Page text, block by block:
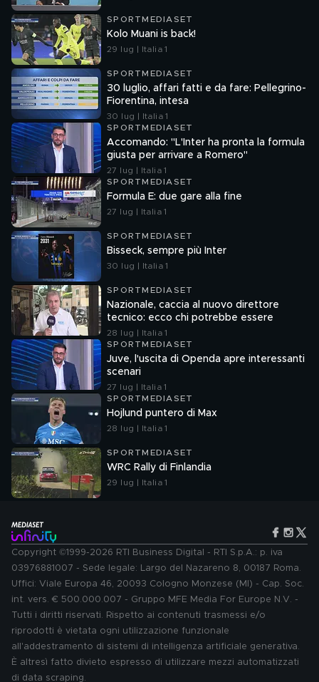
SPORTMEDIASET
Kolo Muani is back!
29 lug | Italia 1
SPORTMEDIASET
30 luglio, affari fatti e da fare: Pellegrino-
Fiorentina, intesa
30 lug | Italia 1
SPORTMEDIASET
Accomando: "L'Inter ha pronta la formula
giusta per arrivare a Romero"
27 lug | Italia 1
SPORTMEDIASET
Formula E: due gare alla fine
27 lug | Italia 1
SPORTMEDIASET
Bisseck, sempre più Inter
30 lug | Italia 1
SPORTMEDIASET
Nazionale, caccia al nuovo direttore
tecnico: ecco chi potrebbe essere
28 lug | Italia 1
SPORTMEDIASET
Juve, l'uscita di Openda apre interessanti
scenari
27 lug | Italia 1
SPORTMEDIASET
Hojlund puntero di Max
28 lug | Italia 1
SPORTMEDIASET
WRC Rally di Finlandia
29 lug | Italia 1
Copyright ©1999-2026 RTI Business Digital - RTI S.p.A.: p. iva
03976881007 - Sede legale: Largo del Nazareno 8, 00187 Roma.
Uffici: Viale Europa 46, 20093 Cologno Monzese (MI) - Cap. Soc.
int. vers. € 500.000.007 - Gruppo MFE Media For Europe N.V. -
Tutti i diritti riservati. Rispetto ai contenuti trasmessi e/o
riprodotti è vietata ogni utilizzazione funzionale
all'addestramento di sistemi di intelligenza artificiale generativa.
È altresì fatto divieto espresso di utilizzare mezzi automatizzati
di data scraping.